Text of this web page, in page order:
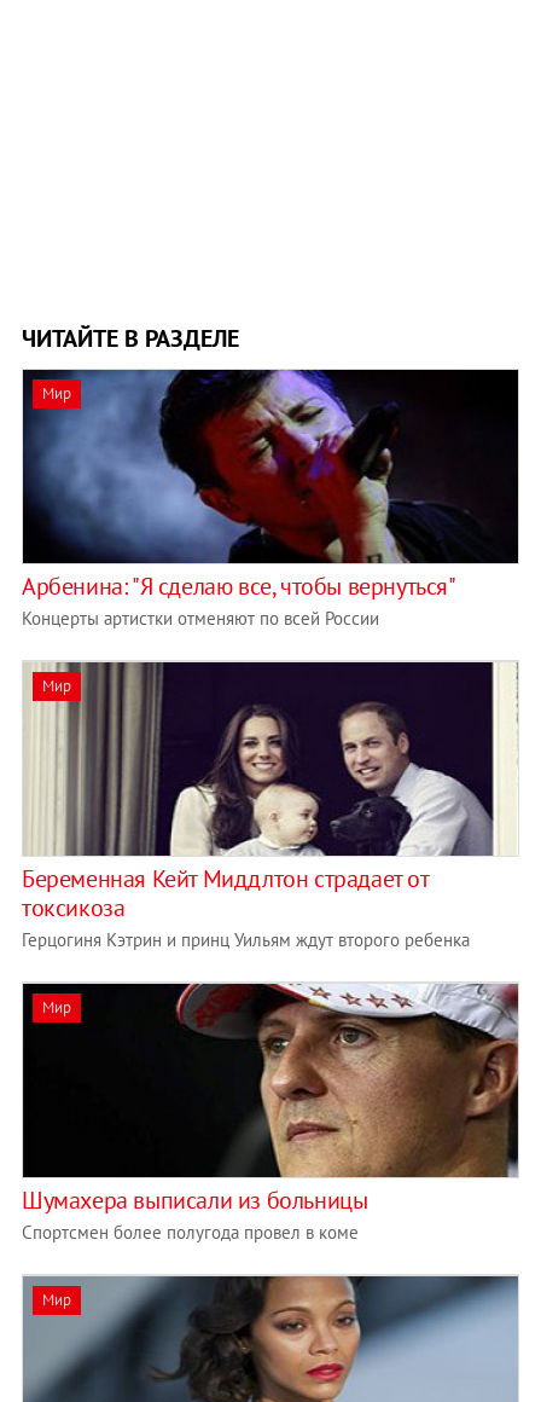
ЧИТАЙТЕ В РАЗДЕЛЕ
Мир
Арбенина: "Я сделаю все, чтобы вернуться"
Концерты артистки отменяют по всей России
Мир
Беременная Кейт Миддлтон страдает от
токсикоза
Герцогиня Кэтрин и принц Уильям ждут второго ребенка
Мир
Шумахера выписали из больницы
Спортсмен более полугода провел в коме
Мир